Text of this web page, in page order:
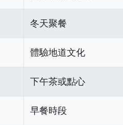
冬天聚餐
體驗地道文化
下午茶或點心
早餐時段